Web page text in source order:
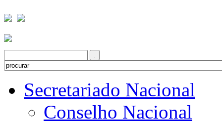
Secretariado Nacional
Conselho Nacional